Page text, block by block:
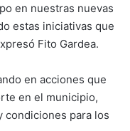
en nuestras nuevas
estas iniciativas que
Fito Gardea.
en acciones que
en el municipio,
condiciones para los